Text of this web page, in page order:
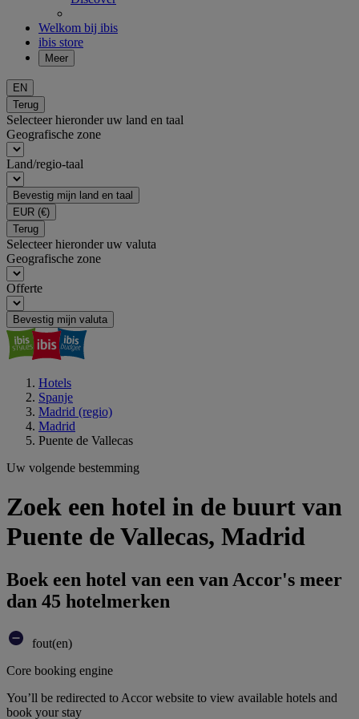
Welkom bij ibis
ibis store
Meer
EN
Terug
Selecteer hieronder uw land en taal
Geografische zone
Land/regio-taal
Bevestig mijn land en taal
EUR (€)
Terug
Selecteer hieronder uw valuta
Geografische zone
Offerte
Bevestig mijn valuta
Hotels
Spanje
Madrid (regio)
Madrid
Puente de Vallecas
Uw volgende bestemming
Zoek een hotel in de buurt van
Puente de Vallecas, Madrid
Boek een hotel van een van Accor's meer
dan 45 hotelmerken
fout(en)
Core booking engine
You’ll be redirected to Accor website to view available hotels and
book your stay